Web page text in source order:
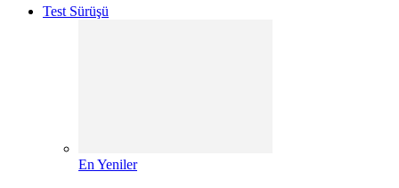
Test Sürüşü
En Yeniler